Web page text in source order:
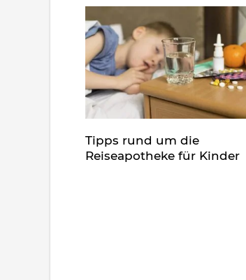
Tipps rund um die
Reiseapotheke für Kinder